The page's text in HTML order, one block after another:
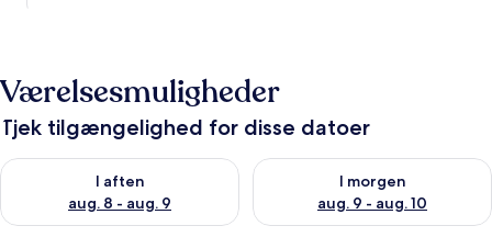
Værelsesmuligheder
Tjek tilgængelighed for disse datoer
I aften
aug. 8 - aug. 9
Tjek tilgængelighed for i aften aug. 8 - aug. 9
I morgen
aug. 9 - aug. 10
Tjek tilgængelighed for i